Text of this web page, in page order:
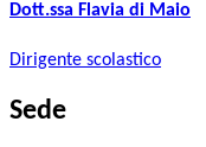
Dott.ssa Flavia di Maio
Dirigente scolastico
Sede